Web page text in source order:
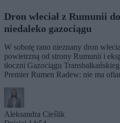
Dron wleciał z Rumunii
niedaleko gazociągu
W sobotę rano nieznany dron
powietrzną od strony Rumunii i
tłoczni Gazociągu
Premier Rumen Radew: nie ma
Aleksandra Cieślik